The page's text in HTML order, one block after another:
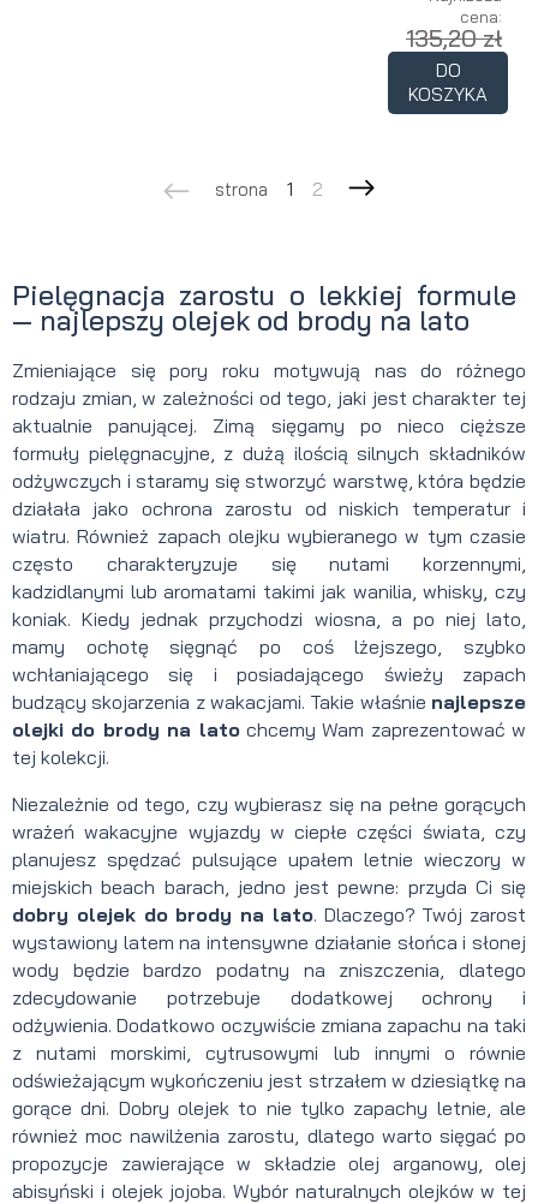
cena:
135,20 zł
DO
KOSZYKA
strona 1 2
Pielęgnacja zarostu o lekkiej formule
— najlepszy olejek od brody na lato
Zmieniające się pory roku motywują nas do różnego
rodzaju zmian, w zależności od tego, jaki jest charakter tej
aktualnie panującej. Zimą sięgamy po nieco cięższe
formuły pielęgnacyjne, z dużą ilością silnych składników
odżywczych i staramy się stworzyć warstwę, która będzie
działała jako ochrona zarostu od niskich temperatur i
wiatru. Również zapach olejku wybieranego w tym czasie
często charakteryzuje się nutami korzennymi,
kadzidlanymi lub aromatami takimi jak wanilia, whisky, czy
koniak. Kiedy jednak przychodzi wiosna, a po niej lato,
mamy ochotę sięgnąć po coś lżejszego, szybko
wchłaniającego się i posiadającego świeży zapach
budzący skojarzenia z wakacjami. Takie właśnie najlepsze
olejki do brody na latochcemy Wam zaprezentować w
tej kolekcji.
Niezależnie od tego, czy wybierasz się na pełne gorących
wrażeń wakacyjne wyjazdy w ciepłe części świata, czy
planujesz spędzać pulsujące upałem letnie wieczory w
miejskich beach barach, jedno jest pewne: przyda Ci się
dobry olejek do brody na lato. Dlaczego? Twój zarost
wystawiony latem na intensywne działanie słońca i słonej
wody będzie bardzo podatny na zniszczenia, dlatego
zdecydowanie potrzebuje dodatkowej ochrony i
odżywienia. Dodatkowo oczywiście zmiana zapachu na taki
z nutami morskimi, cytrusowymi lub innymi o równie
odświeżającym wykończeniu jest strzałem w dziesiątkę na
gorące dni. Dobry olejek to nie tylko zapachy letnie, ale
również moc nawilżenia zarostu, dlatego warto sięgać po
propozycje zawierające w składzie olej arganowy, olej
abisyński i olejek jojoba. Wybór naturalnych olejków w tej